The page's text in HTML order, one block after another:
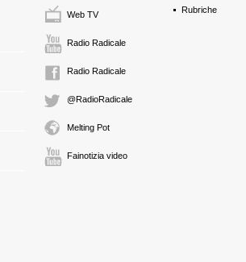
Web TV
Radio Radicale
Radio Radicale
@RadioRadicale
Melting Pot
Fainotizia video
Rubriche